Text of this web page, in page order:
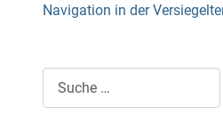
Navigation in der